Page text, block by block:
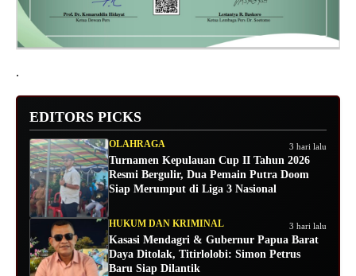
.
EDITORS PICKS
OLAHRAGA 3 hari lalu
Turnamen Kepulauan Cup II Tahun 2026
Resmi Bergulir, Dua Pemain Putra Doom
Siap Merumput di Liga 3 Nasional
HUKUM DAN KRIMINAL 3 hari lalu
Kasasi Mendagri & Gubernur Papua Barat
Daya Ditolak, Titirlolobi: Simon Petrus
Baru Siap Dilantik